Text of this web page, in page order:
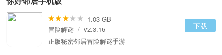
1.03 GB
冒险解谜 / v2.3.16
正版秘密邻居冒险解谜手游
下载